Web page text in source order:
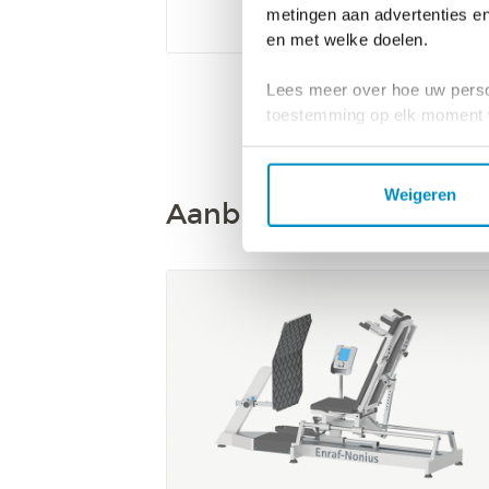
metingen aan advertenties
en met welke doelen.
Lees meer over hoe uw
toestemming op elk
We gebruiken cookies om
websiteverkeer teWeigeren
Aanbevolen apparatuur